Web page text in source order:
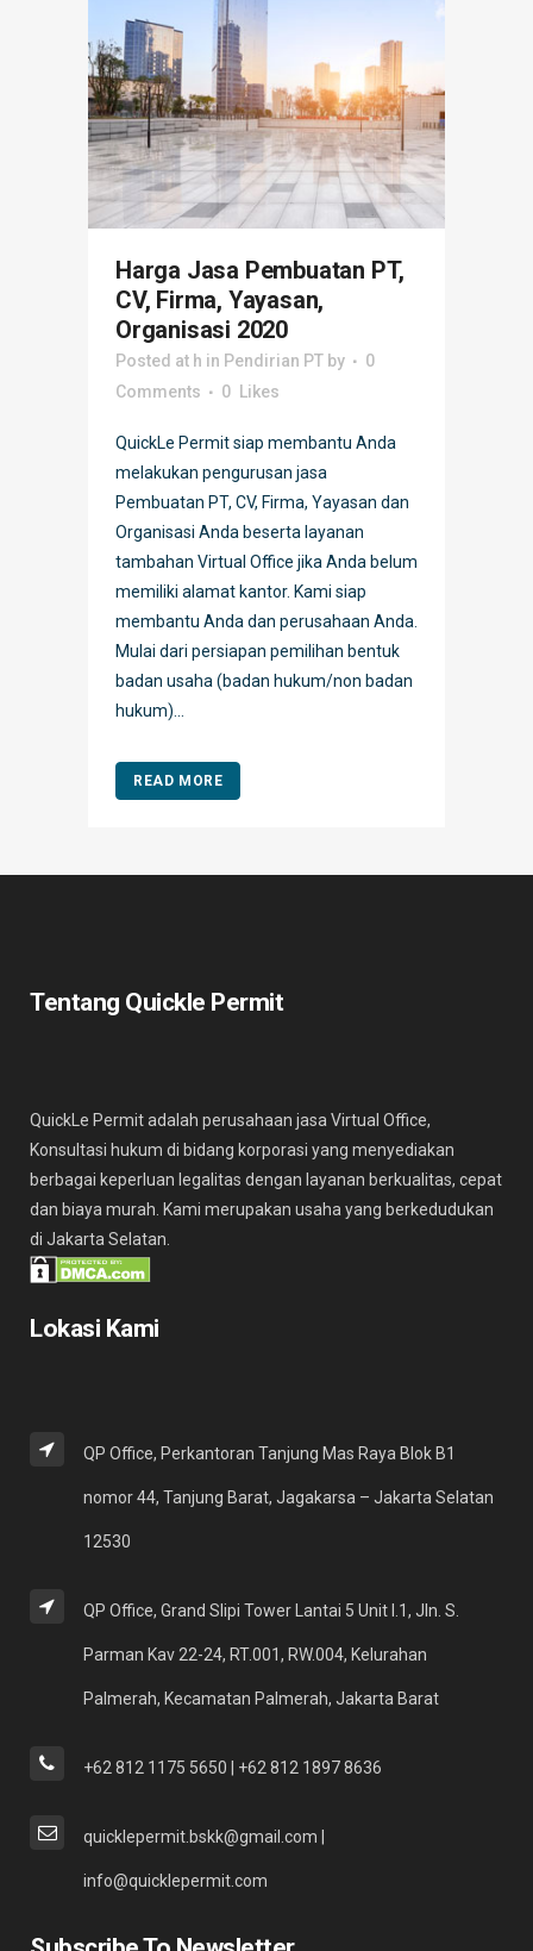
Harga Jasa Pembuatan PT,
CV, Firma, Yayasan,
Organisasi 2020
Posted at h in Pendirian PT by
0
Comments
0 Likes
QuickLe Permit siap membantu Anda
melakukan pengurusan jasa
Pembuatan PT, CV, Firma, Yayasan dan
Organisasi Anda beserta layanan
tambahan Virtual Office jika Anda belum
memiliki alamat kantor. Kami siap
membantu Anda dan perusahaan Anda.
Mulai dari persiapan pemilihan bentuk
badan usaha (badan hukum/non badan
hukum)...
READ MORE
Tentang Quickle Permit
QuickLe Permit adalah perusahaan jasa Virtual Office,
Konsultasi hukum di bidang korporasi yang menyediakan
berbagai keperluan legalitas dengan layanan berkualitas, cepat
dan biaya murah. Kami merupakan usaha yang berkedudukan
di Jakarta Selatan.
Lokasi Kami
QP Office, Perkantoran Tanjung Mas Raya Blok B1
nomor 44, Tanjung Barat, Jagakarsa – Jakarta Selatan
12530
QP Office, Grand Slipi Tower Lantai 5 Unit I.1, Jln. S.
Parman Kav 22-24, RT.001, RW.004, Kelurahan
Palmerah, Kecamatan Palmerah, Jakarta Barat
+62 812 1175 5650 | +62 812 1897 8636
quicklepermit.bskk@gmail.com |
info@quicklepermit.com